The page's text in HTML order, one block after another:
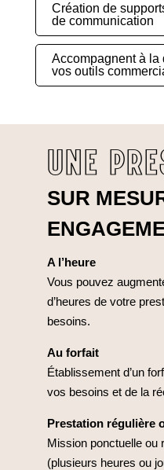
Création de
de communication
Accompagnent à la
vos outils
UNE
SUR
A l’heure
Vous pouvez
d’heures de votre
besoins.
Au forfait
Établissement d’un
vos besoins et de la
Prestation régulière
Mission ponctuelle ou
(plusieurs heures ou